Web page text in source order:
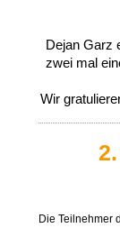
Dejan Garz
zwei mal
Wir
Die Teilnehmer